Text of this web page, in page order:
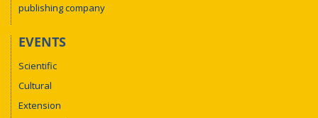
publishing company
EVENTS
Scientific
Cultural
Extension